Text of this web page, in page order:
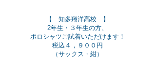
【 知多翔洋高校 】
2年生・３年生の方、
ポロシャツご試着いただけます！
税込４，９００円
​（サックス・紺）